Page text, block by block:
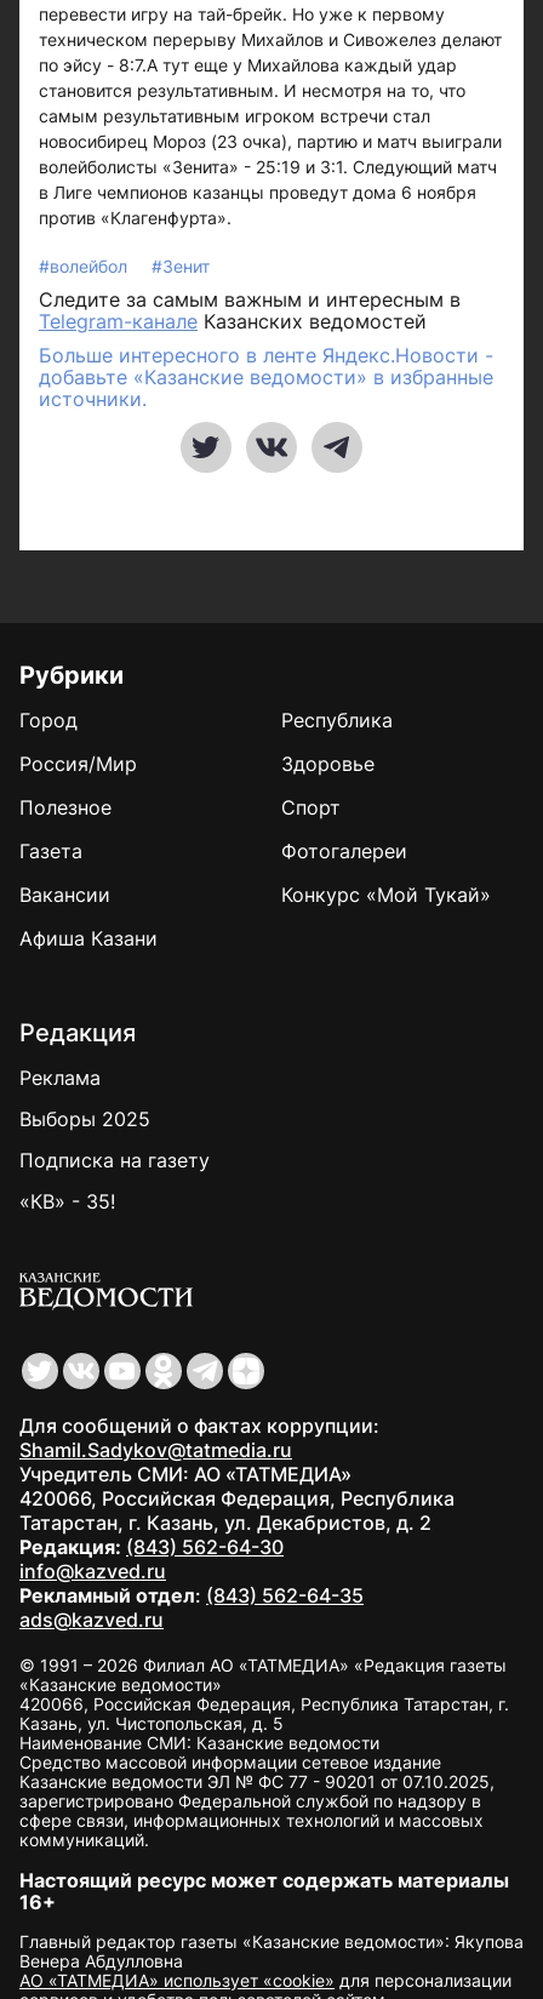
перевести игру на тай-брейк. Но уже к первому
техническом перерыву Михайлов и Сивожелез делают
по эйсу - 8:7.А тут еще у Михайлова каждый удар
становится результативным. И несмотря на то, что
самым результативным игроком встречи стал
новосибирец Мороз (23 очка), партию и матч выиграли
волейболисты «Зенита» - 25:19 и 3:1. Следующий матч
в Лиге чемпионов казанцы проведут дома 6 ноября
против «Клагенфурта».
#волейбол #Зенит
Следите за самым важным и интересным в
Telegram-канале Казанских ведомостей
Больше интересного в ленте Яндекс.Новости -
добавьте «Казанские ведомости» в избранные
источники.
Рубрики
Город
Республика
Россия/Мир
Здоровье
Полезное
Спорт
Газета
Фотогалереи
Вакансии
Конкурс «Мой Тукай»
Афиша Казани
Редакция
Реклама
Выборы 2025
Подписка на газету
«КВ» - 35!
Для сообщений о фактах коррупции:
Shamil.Sadykov@tatmedia.ru
Учредитель СМИ: АО «ТАТМЕДИА»
420066, Российская Федерация, Республика
Татарстан, г. Казань, ул. Декабристов, д. 2
Редакция: (843) 562-64-30
info@kazved.ru
Рекламный отдел: (843) 562-64-35
ads@kazved.ru
© 1991 – 2026 Филиал АО «ТАТМЕДИА» «Редакция газеты
«Казанские ведомости»
420066, Российская Федерация, Республика Татарстан, г.
Казань, ул. Чистопольская, д. 5
Наименование СМИ: Казанские ведомости
Средство массовой информации сетевое издание
Казанские ведомости ЭЛ № ФС 77 - 90201 от 07.10.2025,
зарегистрировано Федеральной службой по надзору в
сфере связи, информационных технологий и массовых
коммуникаций.
Настоящий ресурс может содержать материалы
16+
Главный редактор газеты «Казанские ведомости»: Якупова
Венера Абдулловна
АО «ТАТМЕДИА» использует «cookie» для персонализации